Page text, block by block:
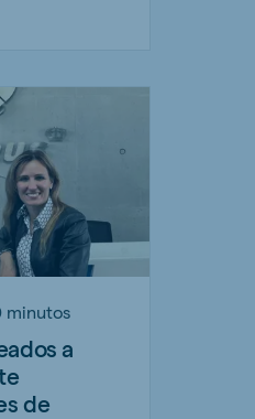
minutos
a
de